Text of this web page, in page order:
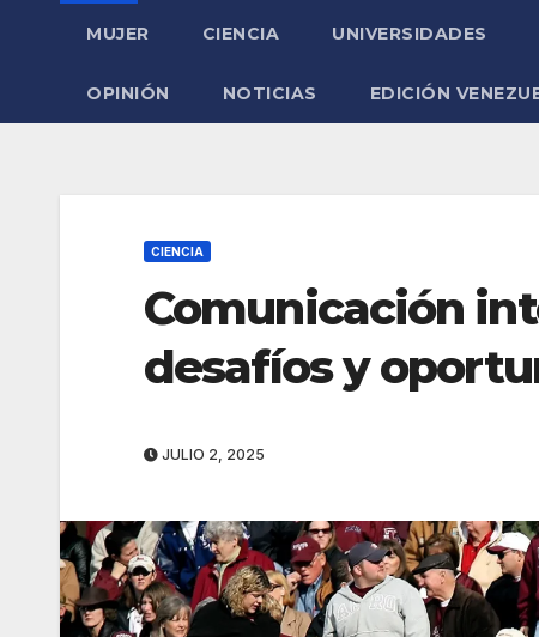
MUJER CIENCIA UNIVERSIDADES
OPINIÓN NOTICIAS EDICIÓN
CIENCIA
Comunicación
desafíos y
JULIO 2, 2025